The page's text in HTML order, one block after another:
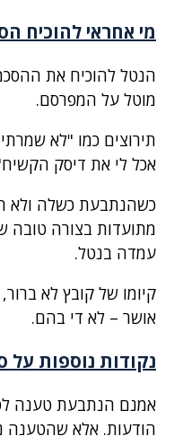
מי אחראי להוכיח
הנטל להוכיח את
מוטל על המפרסם.
תירוצים כמו "לא
אכל לי את דיסק
כשהנתבעת כשלה ולא
מתועדות בצורה טובה
עמדה בנטל.
קיומו של קובץ לא
אושר – לא די בהם.
נקודות נוספות על
אמנם הנתבעת טענה
הודעות. אלא שהטענה